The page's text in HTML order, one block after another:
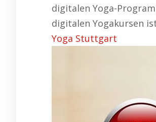
digitalen Yoga-
digitalen Yogakursen
Yoga Stuttgart